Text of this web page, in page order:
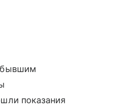
бывшим
показания